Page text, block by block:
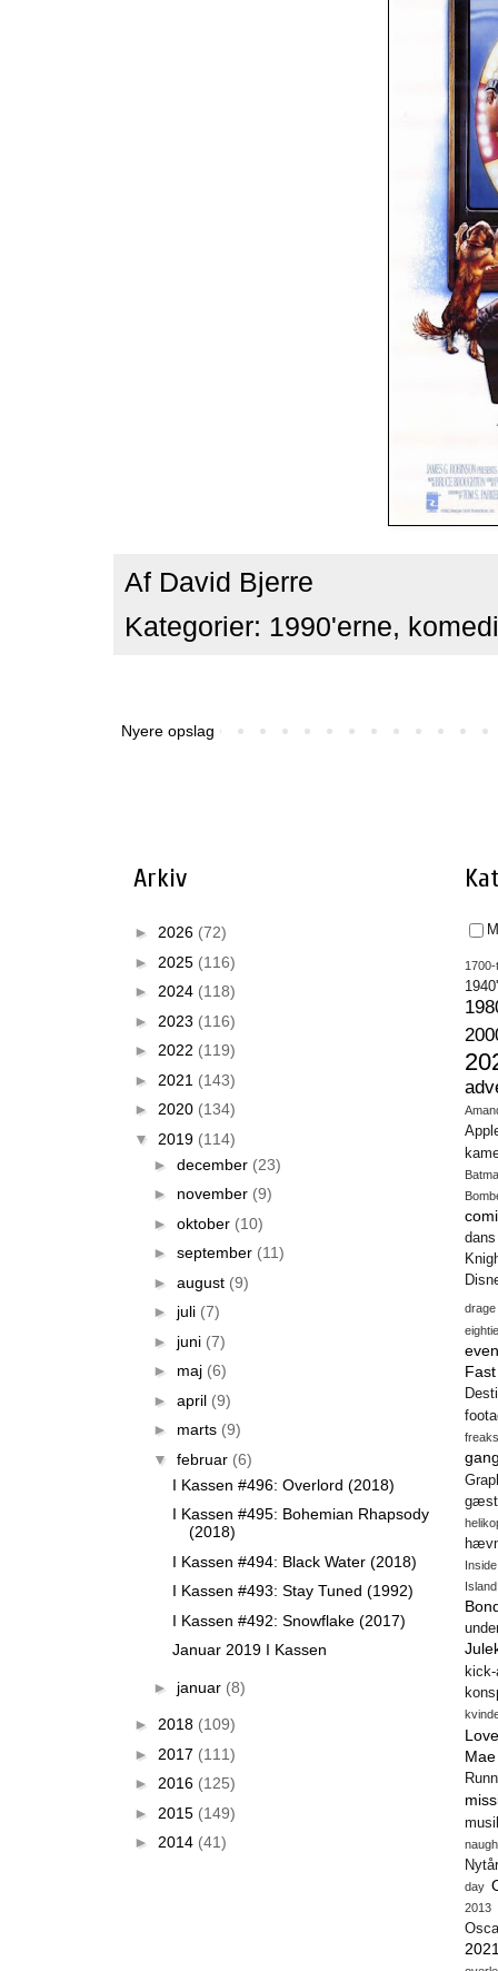
Af David Bjerre
Kategorier: 1990'erne,
Nyere opslag
Arkiv
► 2026 (72)
► 2025 (116)
► 2024 (118)
► 2023 (116)
► 2022 (119)
► 2021 (143)
► 2020 (134)
▼ 2019 (114)
► december (23)
► november (9)
► oktober (10)
► september (11)
► august (9)
► juli (7)
► juni (7)
► maj (6)
► april (9)
► marts (9)
▼ februar (6)
I Kassen #496: Overlord (2018)
I Kassen #495: Bohemian Rhapsody
(2018)
I Kassen #494: Black Water (2018)
I Kassen #493: Stay Tuned (1992)
I Kassen #492: Snowflake (2017)
Januar 2019 I Kassen
► januar (8)
► 2018 (109)
► 2017 (111)
► 2016 (125)
► 2015 (149)
► 2014 (41)
1700-
dans
drage
freaks
Island
Nytår
day
2013